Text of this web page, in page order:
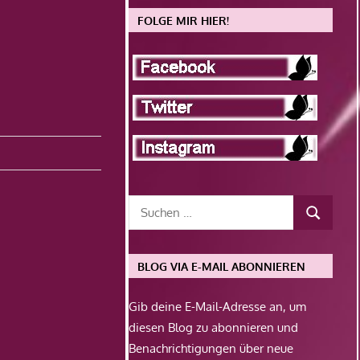
FOLGE MIR HIER!
BLOG VIA E-MAIL ABONNIEREN
Gib deine E-Mail-Adresse an, um
diesen Blog zu abonnieren und
Benachrichtigungen über neue